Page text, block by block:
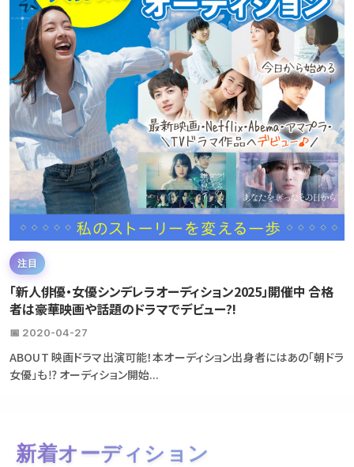
注目
「新人俳優・女優シンデレラオーディション2025」開催中 合格
者は豪華映画や話題のドラマでデビュー?!
📅 2020-04-27
ABOUT 映画ドラマ出演可能！本オーディション出身者にはあの「朝ドラ
女優」も⁉ オーディション開始...
新着オーディション